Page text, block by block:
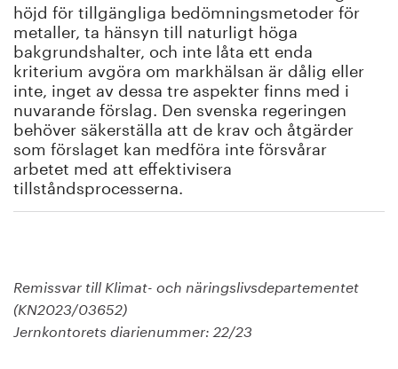
höjd för tillgängliga bedömningsmetoder för
metaller, ta hänsyn till naturligt höga
bakgrundshalter, och inte låta ett enda
kriterium avgöra om markhälsan är dålig eller
inte, inget av dessa tre aspekter finns med i
nuvarande förslag. Den svenska regeringen
behöver säkerställa att de krav och åtgärder
som förslaget kan medföra inte försvårar
arbetet med att effektivisera
tillståndsprocesserna.
Remissvar till Klimat- och näringslivsdepartementet
(KN2023/03652)
Jernkontorets diarienummer: 22/23